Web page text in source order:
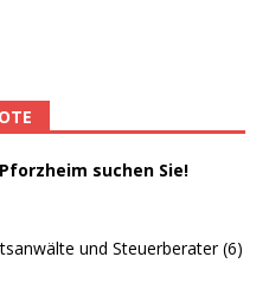
suchen Sie!
und Steuerberater (6)